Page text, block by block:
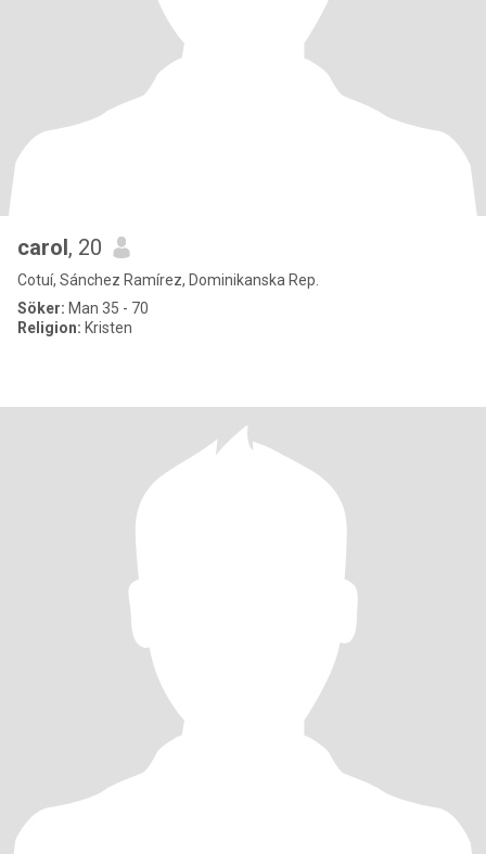
carol, 20
Cotuí, Sánchez Ramírez, Dominikanska Rep.
Söker: Man 35 - 70
Religion: Kristen